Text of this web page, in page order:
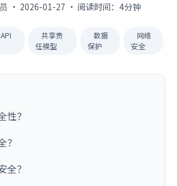
· 2026-01-27 · 阅读时间：4分钟
共享责
任模型
数据
保护
网络
安全
性？
？
全？